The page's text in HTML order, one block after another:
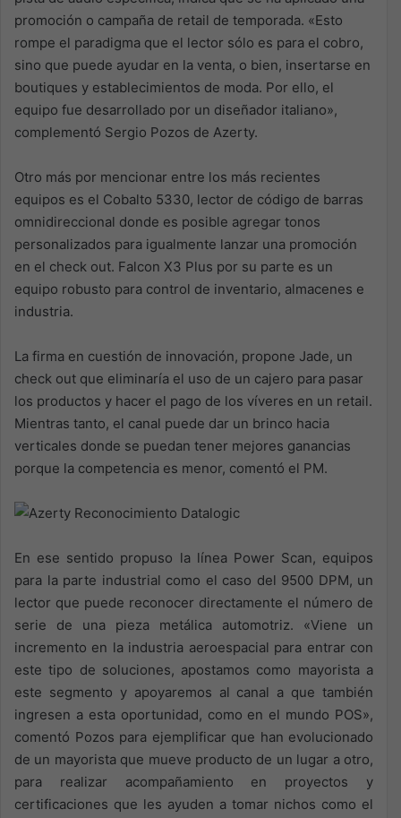
promoción o campaña de retail de temporada. «Esto
rompe el paradigma que el lector sólo es para el cobro,
sino que puede ayudar en la venta, o bien, insertarse en
boutiques y establecimientos de moda. Por ello, el
equipo fue desarrollado por un diseñador italiano»,
complementó Sergio Pozos de Azerty.
Otro más por mencionar entre los más recientes
equipos es el Cobalto 5330, lector de código de barras
omnidireccional donde es posible agregar tonos
personalizados para igualmente lanzar una promoción
en el check out. Falcon X3 Plus por su parte es un
equipo robusto para control de inventario, almacenes e
industria.
La firma en cuestión de innovación, propone Jade, un
check out que eliminaría el uso de un cajero para pasar
los productos y hacer el pago de los víveres en un retail.
Mientras tanto, el canal puede dar un brinco hacia
verticales donde se puedan tener mejores ganancias
porque la competencia es menor, comentó el PM.
En ese sentido propuso la línea Power Scan, equipos
para la parte industrial como el caso del 9500 DPM, un
lector que puede reconocer directamente el número de
serie de una pieza metálica automotriz. «Viene un
incremento en la industria aeroespacial para entrar con
este tipo de soluciones, apostamos como mayorista a
este segmento y apoyaremos al canal a que también
ingresen a esta oportunidad, como en el mundo POS»,
comentó Pozos para ejemplificar que han evolucionado
de un mayorista que mueve producto de un lugar a otro,
para realizar acompañamiento en proyectos y
certificaciones que les ayuden a tomar nichos como el